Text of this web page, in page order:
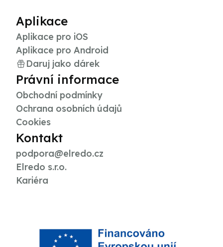
Aplikace
Aplikace pro iOS
Aplikace pro Android
Daruj jako dárek
Právní informace
Obchodní podmínky
Ochrana osobních údajů
Cookies
Kontakt
podpora@elredo.cz
Elredo s.r.o.
Kariéra